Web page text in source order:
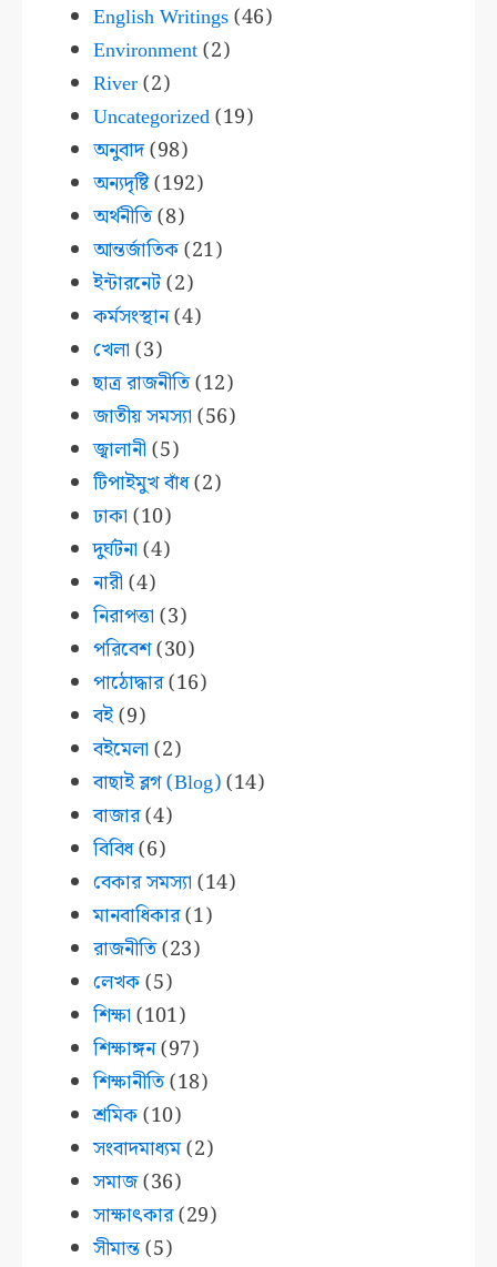
English Writings(46)
Environment(2)
River(2)
Uncategorized(19)
অনুবাদ(98)
অন্যদৃষ্টি(192)
অর্থনীতি(8)
আন্তর্জাতিক(21)
ইন্টারনেট(2)
কর্মসংস্থান(4)
খেলা (3)
ছাত্র রাজনীতি(12)
জাতীয় সমস্যা (56)
জ্বালানী (5)
টিপাইমুখ বাঁধ(2)
ঢাকা (10)
দুর্ঘটনা (4)
নারী (4)
নিরাপত্তা (3)
পরিবেশ(30)
পাঠোদ্ধার(16)
বই(9)
বইমেলা (2)
বাছাই ব্লগ (Blog)(14)
বাজার(4)
বিবিধ(6)
বেকার সমস্যা (14)
মানবাধিকার(1)
রাজনীতি(23)
লেখক(5)
শিক্ষা (101)
শিক্ষাঙ্গন(97)
শিক্ষানীতি(18)
শ্রমিক(10)
সংবাদমাধ্যম(2)
সমাজ(36)
সাক্ষাৎকার(29)
সীমান্ত(5)